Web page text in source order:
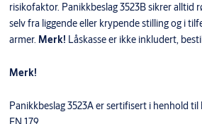
risikofaktor. Panikkbeslag 3523B sikrer alltid
selv fra liggende eller krypende stilling og i
armer. Merk! Låskasse er ikke inkludert,
Merk!
Panikkbeslag 3523A er sertifisert i henhold til